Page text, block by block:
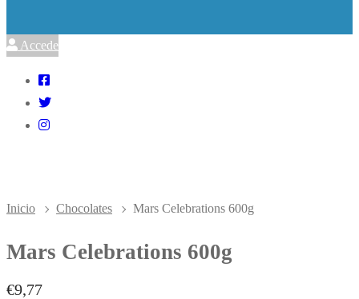
Accede
Inicio Chocolates Mars Celebrations 600g
Mars Celebrations 600g
€9,77